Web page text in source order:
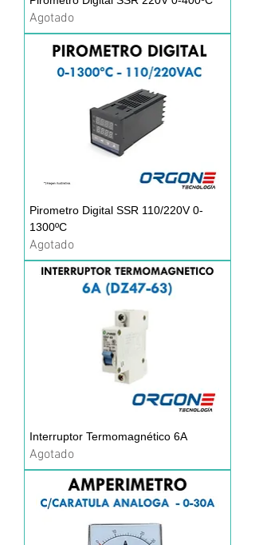
Agotado
Pirometro Digital SSR 110/220V 0-
1300ºC
Agotado
Interruptor Termomagnético 6A
Agotado